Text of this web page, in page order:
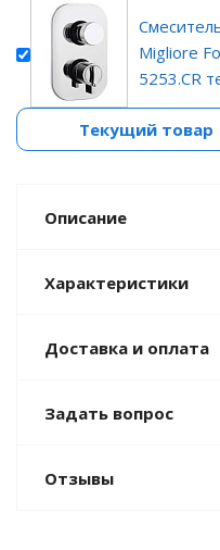
Migliore
5253.CR
Текущий товар
Описание
Характеристики
Доставка и оплата
Задать вопрос
Отзывы